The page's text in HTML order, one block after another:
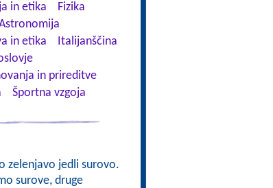
in etika
Fizika
in etika
Italijanščina
in prireditve
Športna vzgoja
zelenjavo jedli surovo.
surove, druge